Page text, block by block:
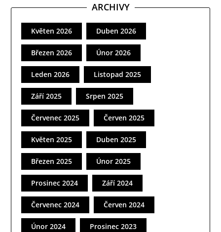
ARCHIVY
Květen 2026 Duben 2026
Březen 2026 Únor 2026
Leden 2026 Listopad 2025
Září 2025 Srpen 2025
Červenec 2025 Červen 2025
Květen 2025 Duben 2025
Březen 2025 Únor 2025
Prosinec 2024 Září 2024
Červenec 2024 Červen 2024
Únor 2024 Prosinec 2023